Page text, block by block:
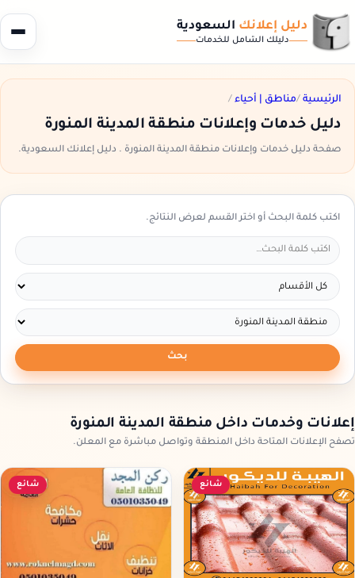
دليل إعلانك السعودية
دليلك الشامل للخدمات
الرئيسية /مناطق | أحياء /
دليل خدمات وإعلانات منطقة المدينة المنورة
صفحة دليل خدمات وإعلانات منطقة المدينة المنورة . دليل إعلانك السعودية.
اكتب كلمة البحث أو اختر القسم لعرض النتائج.
بحث
إعلانات وخدمات داخل منطقة المدينة المنورة
تصفح الإعلانات المتاحة داخل المنطقة وتواصل مباشرة مع المعلن.
شائع شائع